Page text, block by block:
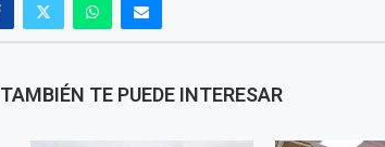
TAMBIÉN TE PUEDE INTERESAR